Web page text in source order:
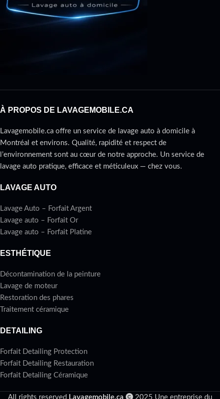
À PROPOS DE LAVAGEMOBILE.CA
Lavagemobile.ca offre un service de lavage auto à domicile à
Montréal et environs. Qualité, rapidité et respect de
l’environnement sont au cœur de notre approche. Un service de
lavage auto pratique, efficace et méticuleux — chez vous.
LAVAGE AUTO
Lavage Auto – Forfait Argent
Lavage auto – Forfait Or
Lavage auto – Forfait Platine
ESTHÉTIQUE
Décontamination de la peinture
Lavage de moteur
Restoration des phares
Traitement céramique
DETAILING
Forfait Detailing Protection
Forfait Detailing Restauration
Forfait Detailing Céramique
All rights reserved Lavagemobile.ca 2025 Une entreprise du